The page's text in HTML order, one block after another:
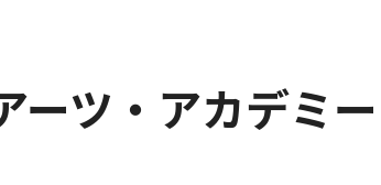
ーツ・アカデミー